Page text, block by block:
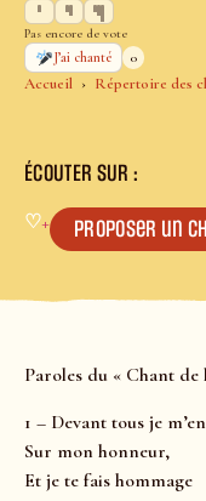
Accueil Répertoire des
Pas encore de vote
J’ai chanté
0
ÉCOUTER SUR :
♡+ Proposer un
Paroles du « Chant de
1 – Devant tous je
Sur mon honneur,
Et je te fais hommage